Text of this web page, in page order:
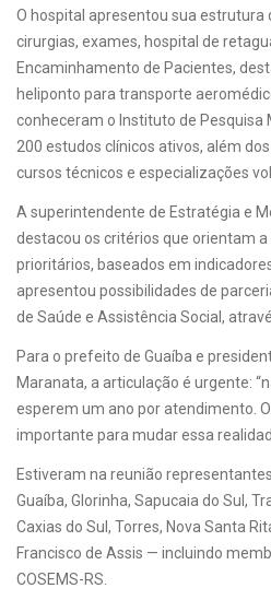
O hospital apresentou sua estrutura
cirurgias, exames, hospital de
Encaminhamento de Pacientes,
heliponto para transporte
conheceram o Instituto de Pesquisa
200 estudos clínicos ativos, além
cursos técnicos e especializações
A superintendente de Estratégia e
destacou os critérios que orientam
prioritários, baseados em
apresentou possibilidades de
de Saúde e Assistência Social,
Para o prefeito de Guaíba e
Maranata, a articulação é urgente:
esperem um ano por atendimento.
importante para mudar essa
Estiveram na reunião
Guaíba, Glorinha, Sapucaia do Sul,
Caxias do Sul, Torres, Nova Santa
Francisco de Assis — incluindo
COSEMS-RS.